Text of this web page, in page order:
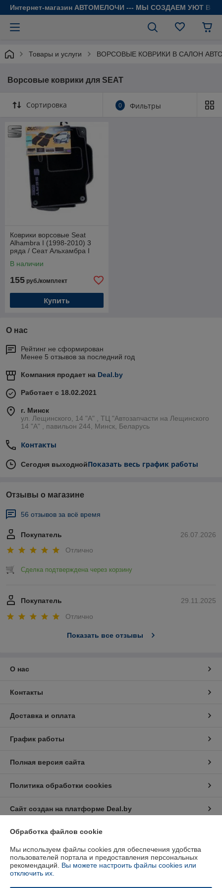
Интернет-магазин АВТОМЕЛОЧИ --- МЫ СОЗДАЕМ УЮТ В
Товары и услуги ВОРСОВЫЕ КОВРИКИ В САЛОН
Ворсовые коврики для SEAT
Сортировка 0 Фильтры
Коврики ворсовые Seat
Alhambra I (1998-2010) 3
ряда / Сеат Альхамбра I
В наличии
155 руб./комплект
Купить
О нас
Рейтинг не сформирован
Менее 5 отзывов за последний год
Компания продает на Deal.by
Работает с 18.02.2021
г. Минск
ул. Лещинского, 14 "А" , ТЦ "Автозапчасти на Лещинcкого
14 "A" , павильон 244, Минск, Беларусь
Контакты
Сегодня выходнойПоказать весь график работы
Отзывы о магазине
56 отзывов за всё время
26.07.2026
Покупатель
Отлично
Сделка подтверждена через корзину
29.11.2025
Покупатель
Отлично
Показать все отзывы
О нас
Контакты
Доставка и оплата
График работы
Полная версия сайта
Политика обработки cookies
Сайт создан на платформе Deal.by
Индивидуальный предприниматель:Индивидуальный
предприниматель Кратынский Валерий Викторович
Республика Беларусь, г. Минск, ул. Неманская, д. 38, кв. 25
Обработка файлов cookie
Мы используем файлы cookies для обеспечения удобства
пользователей портала и предоставления персональных
рекомендаций. Вы можете настроить файлы cookies или
отключить их.